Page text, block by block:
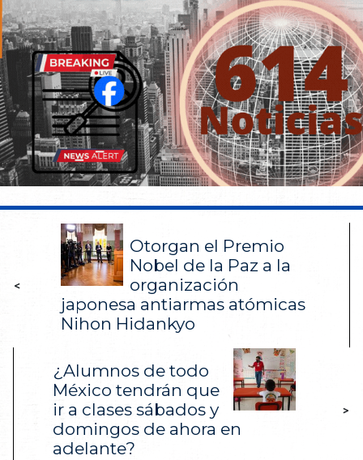
<
Otorgan el Premio
Nobel de la Paz a la
organización
japonesa antiarmas atómicas
Nihon Hidankyo
¿Alumnos de todo
México tendrán que
ir a clases sábados y
domingos de ahora en
adelante?
>